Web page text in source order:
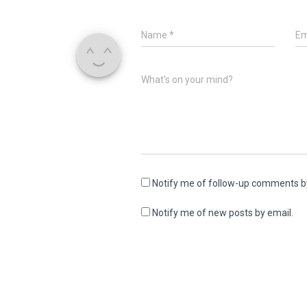
Name *
What's on your mind?
Notify me of follow-up comments
Notify me of new posts by email.